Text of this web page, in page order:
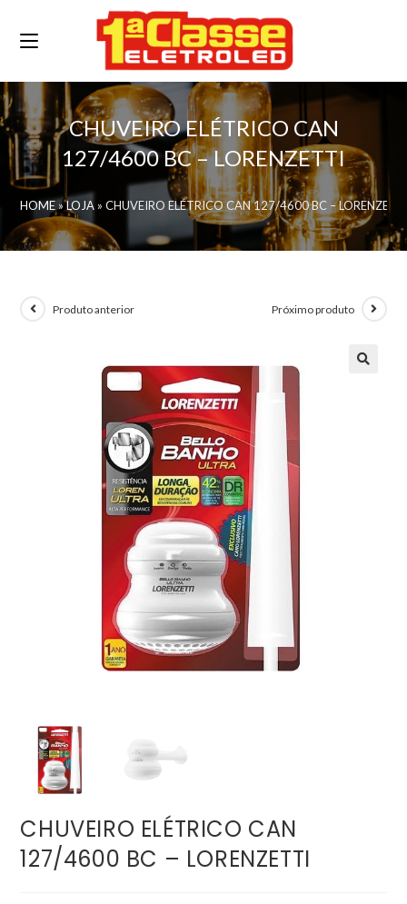
CHUVEIRO ELÉTRICO CAN
127/4600 BC – LORENZETTI
HOME »LOJA »CHUVEIRO ELÉTRICO CAN 127/4600 BC –
Produto anterior Próximo produto
CHUVEIRO ELÉTRICO CAN
127/4600 BC – LORENZETTI